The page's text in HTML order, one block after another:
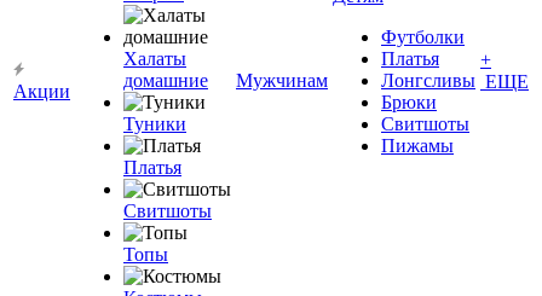
Акции
Халаты
домашние
Туники
Платья
Свитшоты
Топы
Мужчинам
Футболки
Платья
Лонгсливы
Брюки
Свитшоты
Пижамы
+
ЕЩЕ